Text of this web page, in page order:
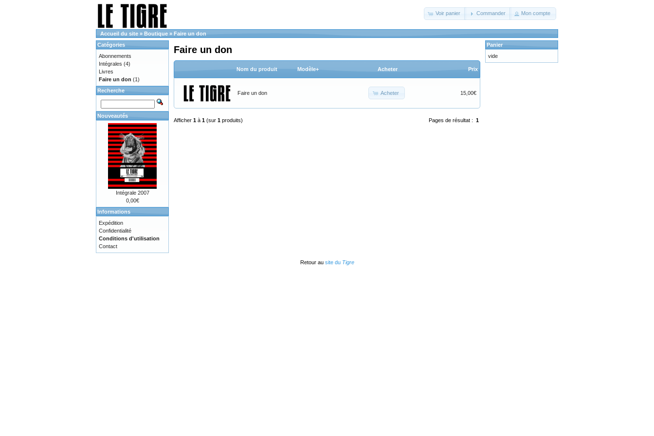
Voir panier Commander Mon compte
Accueil du site » Boutique » Faire un don
Faire un don
Nom du produit Modèle+ Acheter Prix
Faire un don Acheter 15,00€
Pages de résultat : 1
Afficher 1 à 1 (sur 1 produits)
Catégories
Abonnements
Intégrales (4)
Livres
Faire un don (1)
Recherche
Nouveautés
Intégrale 2007
0,00€
Informations
Expédition
Confidentialité
Conditions d'utilisation
Contact
Panier
vide
Retour au site du Tigre